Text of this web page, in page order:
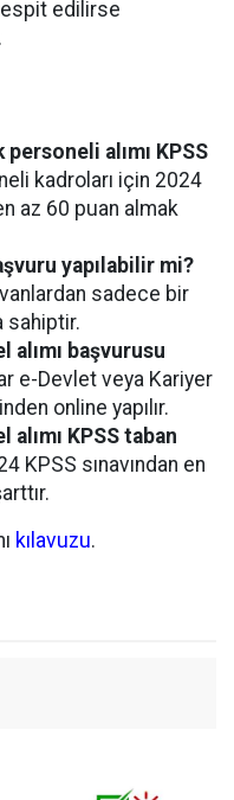
edilirse
alımı KPSS
kadroları için 2024
az 60 puan almak
yapılabilir mi?
sadece bir
sahiptir.
alımı başvurusu
e-Devlet veya Kariyer
online yapılır.
KPSS taban
KPSS sınavından en
kılavuzu.